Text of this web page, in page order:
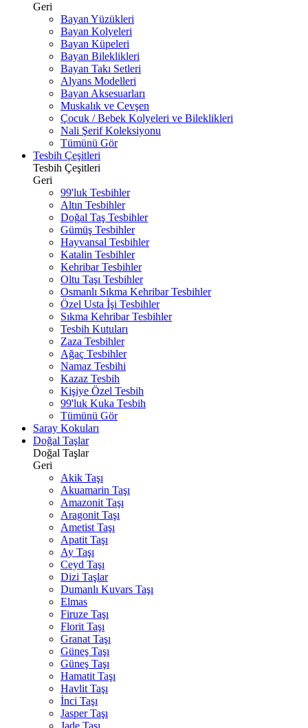
Geri
Bayan Yüzükleri
Bayan Kolyeleri
Bayan Küpeleri
Bayan Bileklikleri
Bayan Takı Setleri
Alyans Modelleri
Bayan Aksesuarları
Muskalık ve Cevşen
Çocuk / Bebek Kolyeleri ve Bileklikleri
Nali Şerif Koleksiyonu
Tümünü Gör
Tesbih Çeşitleri
Tesbih Çeşitleri
Geri
99'luk Tesbihler
Altın Tesbihler
Doğal Taş Tesbihler
Gümüş Tesbihler
Hayvansal Tesbihler
Katalin Tesbihler
Kehribar Tesbihler
Oltu Taşı Tesbihler
Osmanlı Sıkma Kehribar Tesbihler
Özel Usta İşi Tesbihler
Sıkma Kehribar Tesbihler
Tesbih Kutuları
Zaza Tesbihler
Ağaç Tesbihler
Namaz Tesbihi
Kazaz Tesbih
Kişiye Özel Tesbih
99'luk Kuka Tesbih
Tümünü Gör
Saray Kokuları
Doğal Taşlar
Doğal Taşlar
Geri
Akik Taşı
Akuamarin Taşı
Amazonit Taşı
Aragonit Taşı
Ametist Taşı
Apatit Taşı
Ay Taşı
Ceyd Taşı
Dizi Taşlar
Dumanlı Kuvars Taşı
Elmas
Firuze Taşı
Florit Taşı
Granat Taşı
Güneş Taşı
Güneş Taşı
Hamatit Taşı
Havlit Taşı
İnci Taşı
Jasper Taşı
Jade Taşı